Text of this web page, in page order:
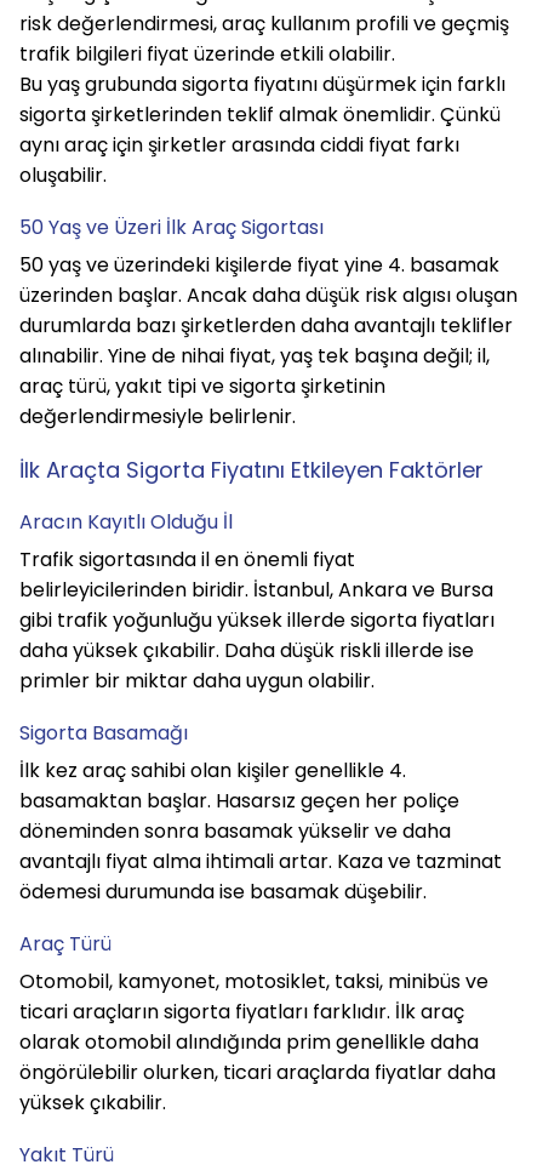
risk değerlendirmesi, araç kullanım profili ve geçmiş
trafik bilgileri fiyat üzerinde etkili olabilir.
Bu yaş grubunda sigorta fiyatını düşürmek için farklı
sigorta şirketlerinden teklif almak önemlidir. Çünkü
aynı araç için şirketler arasında ciddi fiyat farkı
oluşabilir.
50 Yaş ve Üzeri İlk Araç Sigortası
50 yaş ve üzerindeki kişilerde fiyat yine 4. basamak
üzerinden başlar. Ancak daha düşük risk algısı oluşan
durumlarda bazı şirketlerden daha avantajlı teklifler
alınabilir. Yine de nihai fiyat, yaş tek başına değil; il,
araç türü, yakıt tipi ve sigorta şirketinin
değerlendirmesiyle belirlenir.
İlk Araçta Sigorta Fiyatını Etkileyen Faktörler
Aracın Kayıtlı Olduğu İl
Trafik sigortasında il en önemli fiyat
belirleyicilerinden biridir. İstanbul, Ankara ve Bursa
gibi trafik yoğunluğu yüksek illerde sigorta fiyatları
daha yüksek çıkabilir. Daha düşük riskli illerde ise
primler bir miktar daha uygun olabilir.
Sigorta Basamağı
İlk kez araç sahibi olan kişiler genellikle 4.
basamaktan başlar. Hasarsız geçen her poliçe
döneminden sonra basamak yükselir ve daha
avantajlı fiyat alma ihtimali artar. Kaza ve tazminat
ödemesi durumunda ise basamak düşebilir.
Araç Türü
Otomobil, kamyonet, motosiklet, taksi, minibüs ve
ticari araçların sigorta fiyatları farklıdır. İlk araç
olarak otomobil alındığında prim genellikle daha
öngörülebilir olurken, ticari araçlarda fiyatlar daha
yüksek çıkabilir.
Yakıt Türü